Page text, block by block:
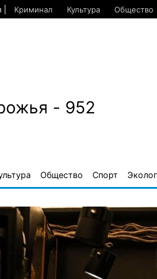
Криминал Культура Общество
- 952
Общество Спорт